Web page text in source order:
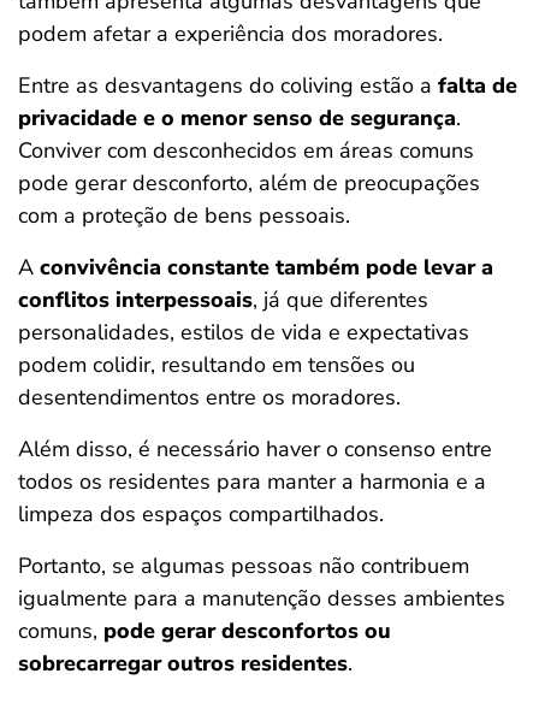
podem afetar a experiência dos moradores.
Entre as desvantagens do coliving estão a falta de
privacidade e o menor senso de segurança.
Conviver com desconhecidos em áreas comuns
pode gerar desconforto, além de preocupações
com a proteção de bens pessoais.
A convivência constante também pode levar a
conflitos interpessoais, já que diferentes
personalidades, estilos de vida e expectativas
podem colidir, resultando em tensões ou
desentendimentos entre os moradores.
Além disso, é necessário haver o consenso entre
todos os residentes para manter a harmonia e a
limpeza dos espaços compartilhados.
Portanto, se algumas pessoas não contribuem
igualmente para a manutenção desses ambientes
comuns, pode gerar desconfortos ou
sobrecarregar outros residentes.